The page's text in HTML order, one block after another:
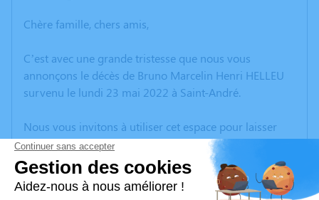
Chère famille, chers amis,
C’est avec une grande tristesse que nous vous
annonçons le décès de Bruno Marcelin Henri HELLEU
survenu le lundi 23 mai 2022 à Saint-André.
Nous vous invitons à utiliser cet espace pour laisser
vos condoléances, partager des photos souvenirs, une
anecdote ou exprimer vos pensées à travers des
poèmes ou des textes. Cet endroit est un lieu
d'expression dédié à honorer la mémoire de Bruno